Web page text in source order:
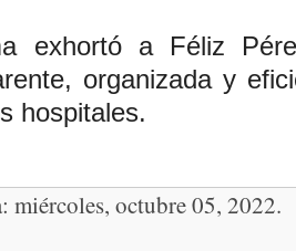
exhortó a Féliz
organizada y
hospitales.
miércoles, octubre 05, 2022.